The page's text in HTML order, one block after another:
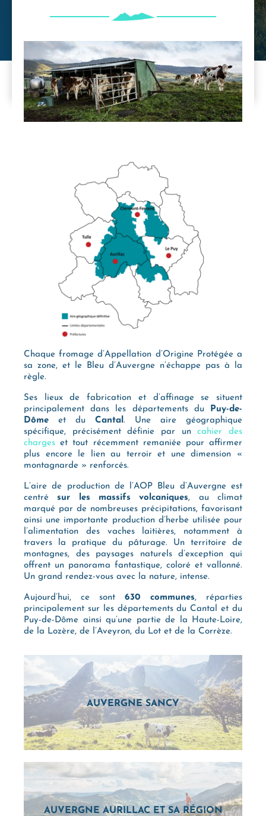
Chaque fromage d’Appellation d’Origine Protégée a
sa zone, et le Bleu d’Auvergne n’échappe pas à la
règle.
Ses lieux de fabrication et d’affinage se situent
principalement dans les départements du
Puy-de-
Dôme et du Cantal . Une aire géographique
spécifique, précisément définie par uncahier des
charges et tout récemment remaniée pour affirmer
plus encore le lien au terroir et une dimension «
montagnarde » renforcés.
L’aire de production de l’AOP Bleu d’Auvergne est
centrésur les massifs volcaniques, au climat
marqué par de nombreuses précipitations, favorisant
ainsi une importante production d’herbe utilisée pour
l’alimentation des vaches laitières, notamment à
travers la pratique du pâturage. Un territoire de
montagnes, des paysages naturels d’exception qui
offrent un panorama fantastique, coloré et vallonné.
Un grand rendez-vous avec la nature, intense.
Aujourd’hui, ce sont 630 communes, réparties
principalement sur les départements du Cantal et du
Puy-de-Dôme ainsi qu’une partie de la Haute-Loire,
de la Lozère, de l’Aveyron, du Lot et de la Corrèze.
AUVERGNE SANCY
AUVERGNE AURILLAC ET SA RÉGION